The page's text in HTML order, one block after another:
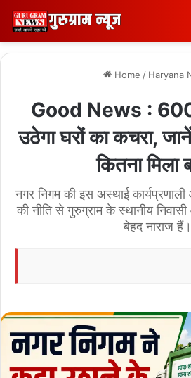
Home / Haryana
Good News : 600
उठेगा घरों का कचरा,
कितना मिला
नगर निगम की इस अस्थाई
की नीति से गुरुग्राम के स्थानीय
बेहद नाराज हैं।